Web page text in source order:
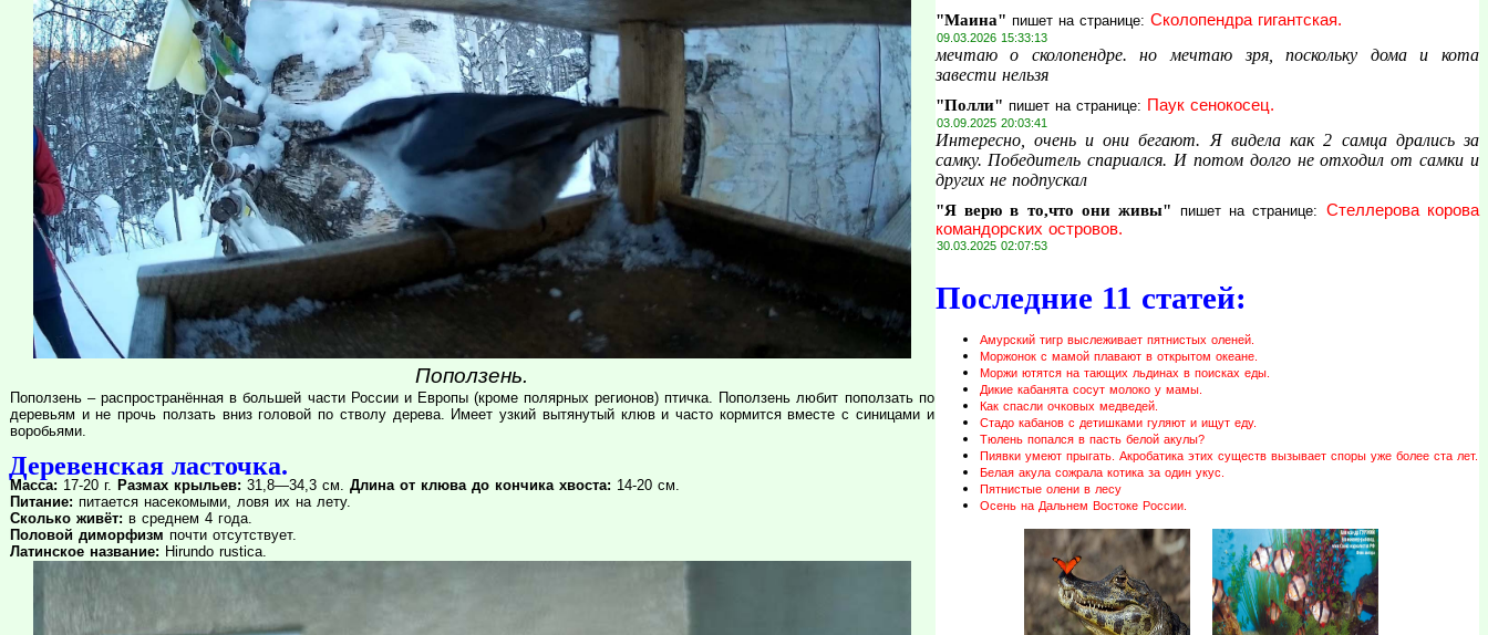
Поползень.
Поползень – распространённая в большей части России и Европы (кроме полярных регионов) птичка. Поползень любит поползать по
деревьям и не прочь ползать вниз головой по стволу дерева. Имеет узкий вытянутый клюв и часто кормится вместе с синицами и
воробьями.
Деревенская ласточка.
Масса: 17-20 г. Размах крыльев: 31,8—34,3 см. Длина от клюва до кончика хвоста: 14-20 см.
Питание: питается насекомыми, ловя их на лету.
Сколько живёт: в среднем 4 года.
Половой диморфизм почти отсутствует.
Латинское название: Hirundo rustica.
"Маина" пишет на странице: Сколопендра гигантская.
09.03.2026 15:33:13
мечтаю о сколопендре. но мечтаю зря, поскольку дома и кота
завести нельзя
"Полли" пишет на странице: Паук сенокосец.
03.09.2025 20:03:41
Интересно, очень и они бегают. Я видела как 2 самца дрались за
самку. Победитель спариался. И потом долго не отходил от самки и
других не подпускал
"Я верю в то,что они живы" пишет на странице: Стеллерова корова
командорских островов.
30.03.2025 02:07:53
Последние 11 статей:
Амурский тигр выслеживает пятнистых оленей.
Моржонок с мамой плавают в открытом океане.
Моржи ютятся на тающих льдинах в поисках еды.
Дикие кабанята сосут молоко у мамы.
Как спасли очковых медведей.
Стадо кабанов с детишками гуляют и ищут еду.
Тюлень попался в пасть белой акулы?
Пиявки умеют прыгать. Акробатика этих существ вызывает споры уже более ста лет.
Белая акула сожрала котика за один укус.
Пятнистые олени в лесу
Осень на Дальнем Востоке России.